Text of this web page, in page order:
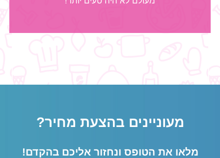
מעוניינים בהצעת מחיר?
מלאו את הטופס ונחזור אליכם בהקדם!